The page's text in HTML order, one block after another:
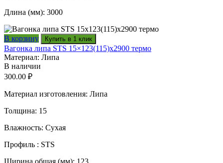
Длина (мм): 3000
В корзину Купить в 1 клик
Вагонка липа STS 15×123(115)x2900 термо
Материал: Липа
В наличии
300.00 ₽
Материал изготовления: Липа
Толщина: 15
Влажность: Сухая
Профиль : STS
Ширина общая (мм): 123